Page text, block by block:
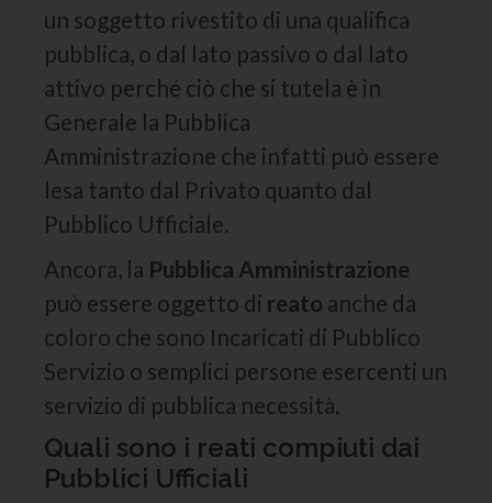
un soggetto rivestito di una qualifica
pubblica, o dal lato passivo o dal lato
attivo perché ciò che si tutela è in
Generale la Pubblica
Amministrazione che infatti può essere
lesa tanto dal Privato quanto dal
Pubblico Ufficiale.
Ancora, la Pubblica Amministrazione
può essere oggetto di reato anche da
coloro che sono Incaricati di Pubblico
Servizio o semplici persone esercenti un
servizio di pubblica necessità.
Quali sono i reati compiuti dai
Pubblici Ufficiali